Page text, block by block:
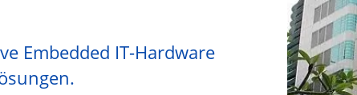
Embedded IT-Hardware